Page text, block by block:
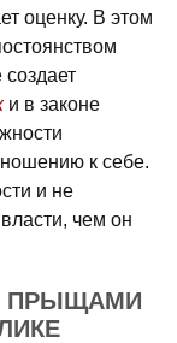
оценку. В этом
и в законе
к себе.
и не
чем он
ПРЫЩАМИ